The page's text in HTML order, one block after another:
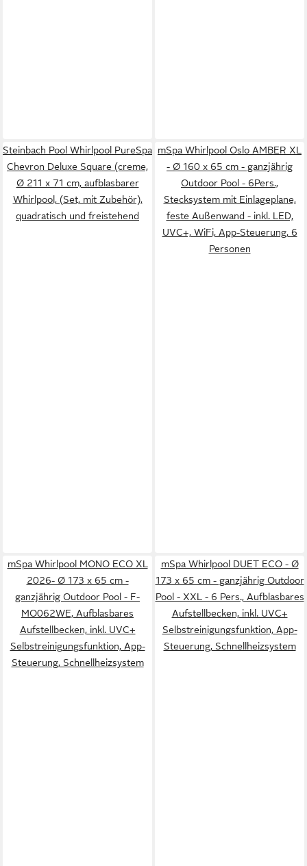
Steinbach Pool Whirlpool PureSpa
Chevron Deluxe Square (creme,
Ø 211 x 71 cm, aufblasbarer
Whirlpool, (Set, mit Zubehör),
quadratisch und freistehend
mSpa Whirlpool Oslo AMBER XL
- Ø 160 x 65 cm - ganzjährig
Outdoor Pool - 6Pers.,
Stecksystem mit Einlageplane,
feste Außenwand - inkl. LED,
UVC+, WiFi, App-Steuerung, 6
Personen
mSpa Whirlpool MONO ECO XL
2026- Ø 173 x 65 cm -
ganzjährig Outdoor Pool - F-
MO062WE, Aufblasbares
Aufstellbecken, inkl. UVC+
Selbstreinigungsfunktion, App-
Steuerung, Schnellheizsystem
mSpa Whirlpool DUET ECO - Ø
173 x 65 cm - ganzjährig Outdoor
Pool - XXL - 6 Pers., Aufblasbares
Aufstellbecken, inkl. UVC+
Selbstreinigungsfunktion, App-
Steuerung, Schnellheizsystem